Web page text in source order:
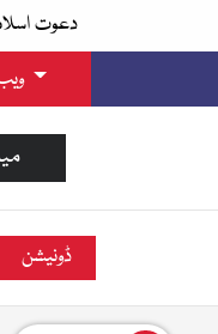
دعوت
ڈونیشن